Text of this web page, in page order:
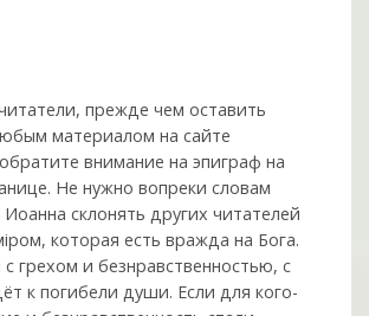
прежде чем оставить
материалом на сайте
внимание на эпиграф на
Не нужно вопреки словам
Иоанна склонять других читателей
которая есть вражда на Бога.
грехом и без­нрав­ствен­ностью, с
к погибели души. Если для кого-